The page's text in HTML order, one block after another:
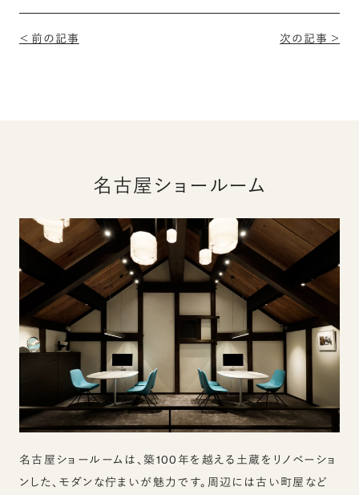
＜ 前の記事 次の記事 ＞
名古屋ショールーム
名古屋ショールームは、築100年を越える土蔵をリノベーショ
ンした、モダンな佇まいが魅力です。周辺には古い町屋など